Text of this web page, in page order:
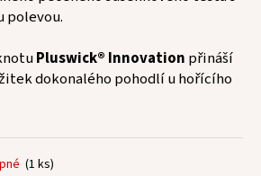
polevou.
Pluswick® Innovation přináší
dokonalého pohodlí u hořícího
(1 ks)